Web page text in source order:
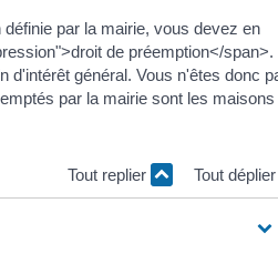
par la mairie, vous devez en
de préemption</span>.
d'intérêt général. Vous n'êtes donc
par la mairie sont les maisons
Tout replier Tout